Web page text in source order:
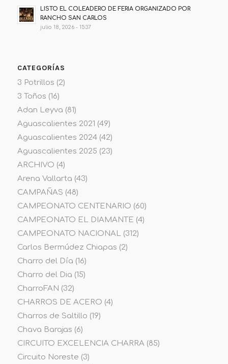
LISTO EL COLEADERO DE FERIA ORGANIZADO POR
RANCHO SAN CARLOS
julio 18, 2026 - 15:37
CATEGORÍAS
3 Potrillos (2)
3 Toños (16)
Adan Leyva (81)
Aguascalientes 2021 (49)
Aguascalientes 2024(42)
Aguascalientes 2025 (23)
ARCHIVO (4)
Arena Vallarta (43)
CAMPAÑAS (48)
CAMPEONATO CENTENARIO (60)
CAMPEONATO EL DIAMANTE (4)
CAMPEONATO NACIONAL(312)
Carlos Bermúdez Chiapas (2)
Charro del Día (16)
Charro del Dia (15)
CharroFAN (32)
CHARROS DE ACERO (4)
Charros de Saltillo (19)
Chava Barajas (6)
CIRCUITO EXCELENCIA CHARRA(85)
Circuito Noreste (3)